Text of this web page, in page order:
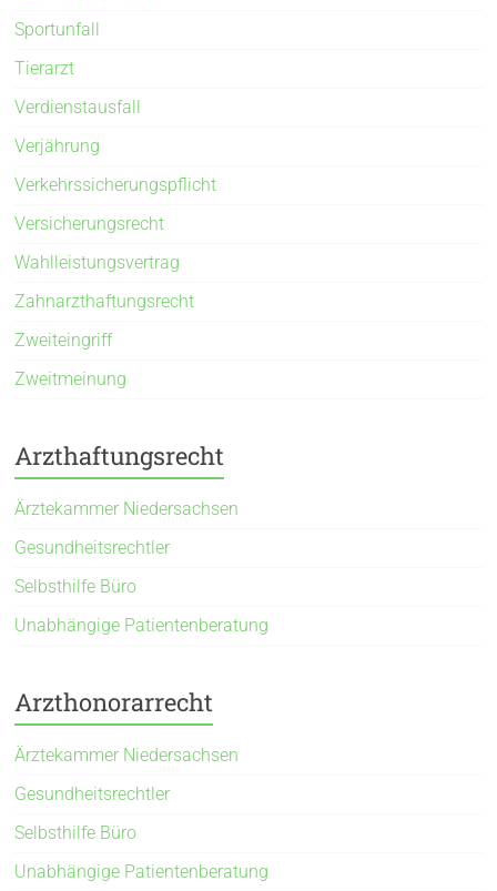
Sportunfall
Tierarzt
Verdienstausfall
Verjährung
Verkehrssicherungspflicht
Versicherungsrecht
Wahlleistungsvertrag
Zahnarzthaftungsrecht
Zweiteingriff
Zweitmeinung
Arzthaftungsrecht
Ärztekammer Niedersachsen
Gesundheitsrechtler
Selbsthilfe Büro
Unabhängige Patientenberatung
Arzthonorarrecht
Ärztekammer Niedersachsen
Gesundheitsrechtler
Selbsthilfe Büro
Unabhängige Patientenberatung